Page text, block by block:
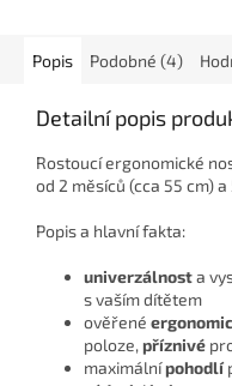
Popis Podobné (4)
Detailní popis
Rostoucí ergonomické
od 2 měsíců (cca 55 cm)
Popis a hlavní fakta:
univerzálnosta
s vaším dítětem
ověřené
poloze, příznivé
maximálnípohodlí